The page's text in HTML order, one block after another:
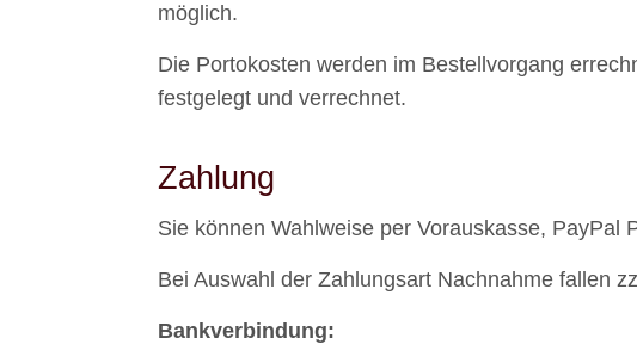
möglich.
Die Portokosten werden im Bestellvorgang
festgelegt und verrechnet.
Zahlung
Sie können Wahlweise per Vorauskasse, PayPal
Bei Auswahl der Zahlungsart Nachnahme fallen
Bankverbindung: